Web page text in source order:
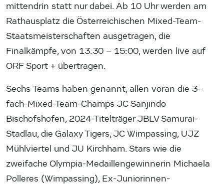
mittendrin statt nur dabei. Ab 10 Uhr werden am
Rathausplatz die Österreichischen Mixed-Team-
Staatsmeisterschaften ausgetragen, die
Finalkämpfe, von 13.30 – 15:00, werden live auf
ORF Sport + übertragen.
Sechs Teams haben genannt, allen voran die 3-
fach-Mixed-Team-Champs JC Sanjindo
Bischofshofen, 2024-Titelträger JBLV Samurai-
Stadlau, die Galaxy Tigers, JC Wimpassing, UJZ
Mühlviertel und JU Kirchham. Stars wie die
zweifache Olympia-Medaillengewinnerin Michaela
Polleres (Wimpassing), Ex-Juniorinnen-